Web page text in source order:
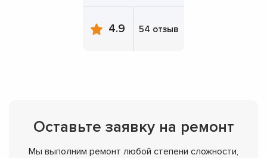
4.9 54 отзыв
Оставьте заявку на ремонт
Мы выполним ремонт любой степени сложности,